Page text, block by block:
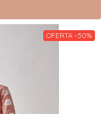
OFERTA -50%